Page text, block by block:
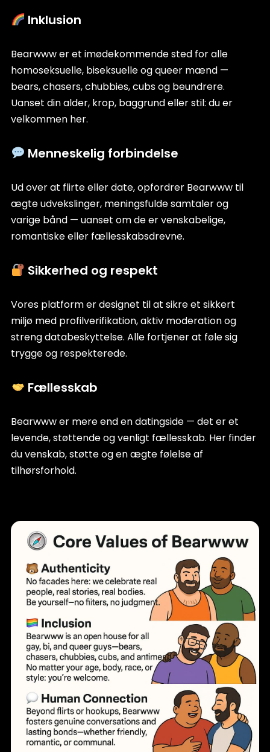
Inklusion
Bearwww er et imødekommende sted for alle
homoseksuelle, biseksuelle og queer mænd —
bears, chasers, chubbies, cubs og beundrere.
Uanset din alder, krop, baggrund eller stil: du er
velkommen her.
Menneskelig forbindelse
Ud over at flirte eller date, opfordrer Bearwww til
ægte udvekslinger, meningsfulde samtaler og
varige bånd — uanset om de er venskabelige,
romantiske eller fællesskabsdrevne.
Sikkerhed og respekt
Vores platform er designet til at sikre et sikkert
miljø med profilverifikation, aktiv moderation og
streng databeskyttelse. Alle fortjener at føle sig
trygge og respekterede.
Fællesskab
Bearwww er mere end en datingside — det er et
levende, støttende og venligt fællesskab. Her finder
du venskab, støtte og en ægte følelse af
tilhørsforhold.